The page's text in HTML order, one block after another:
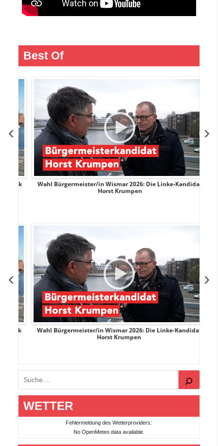
Best Of
Wahl Bürgermeister/in Wismar 2026: Die Linke-Kandidat
Horst Krumpen
Wahl Bürgermeister/in Wismar 2026: Die Linke-Kandidat
Horst Krumpen
Suchen
WETTER
Fehlermeldung des Wetterproviders:
No OpenMeteo data available.